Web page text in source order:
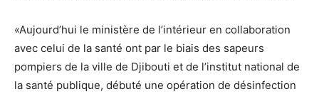
«Aujourd’hui le ministère de l’intérieur en collaboration
avec celui de la santé ont par le biais des sapeurs
pompiers de la ville de Djibouti et de l’institut national de
la santé publique, débuté une opération de désinfection